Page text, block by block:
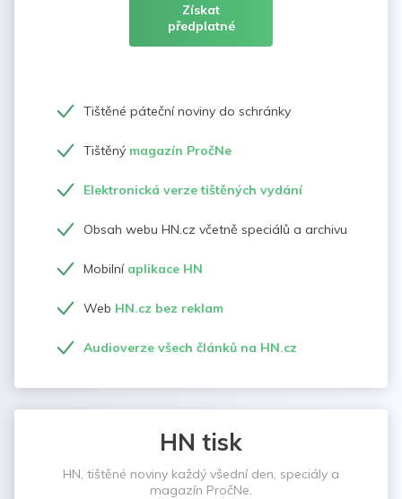
Získat
předplatné
Tištěné páteční noviny do schránky
Tištěný magazín PročNe
Elektronická verze tištěných vydání
Obsah webu HN.cz včetně speciálů a archivu
Mobilní aplikace HN
Web HN.cz bez reklam
Audioverze všech článků na HN.cz
HN tisk
HN, tištěné noviny každý všední den, speciály a
magazín PročNe.